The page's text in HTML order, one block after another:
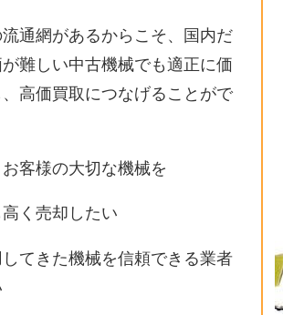
通網があるからこそ、国内だ
難しい中古機械でも適正に価
高価買取につなげることがで
客様の大切な機械を
高く売却したい
してきた機械を信頼できる業者